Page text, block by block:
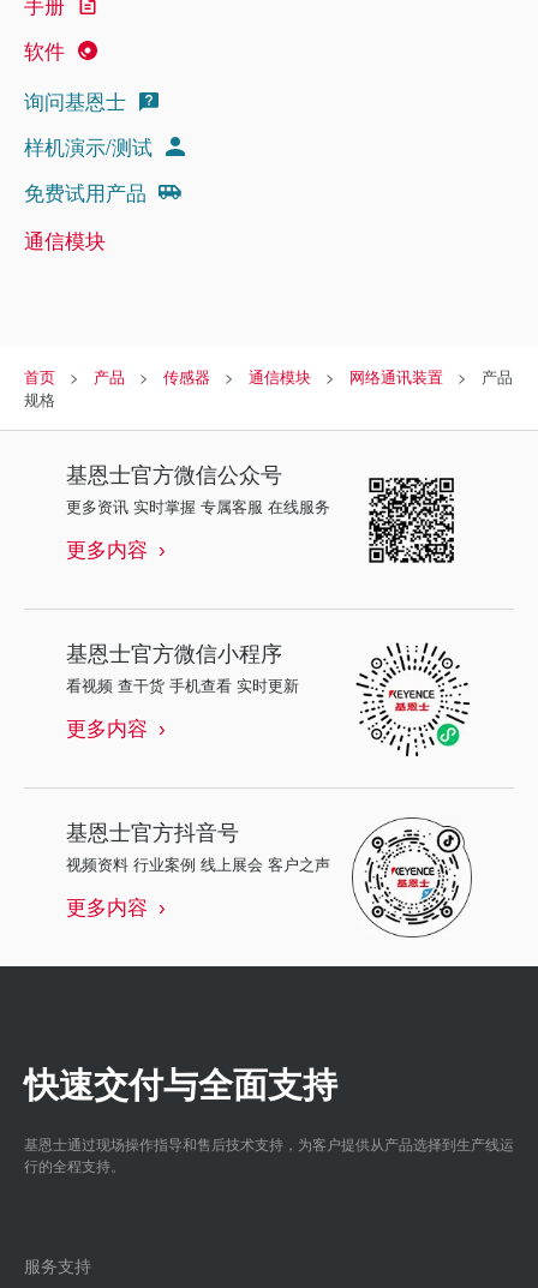
软件
询问基恩士
样机演示/测试
免费试用产品
通信模块
首页 产品 传感器 通信模块 网络通讯装置
产品
规格
基恩士官方微信公众号
更多资讯 实时掌握 专属客服 在线服务
更多内容
基恩士官方微信小程序
看视频 查干货 手机查看 实时更新
更多内容
基恩士官方抖音号
视频资料 行业案例 线上展会 客户之声
更多内容
快速交付与全面支持
基恩士通过现场操作指导和售后技术支持，为客户提供从产品选择到生产线运
行的全程支持。
服务支持